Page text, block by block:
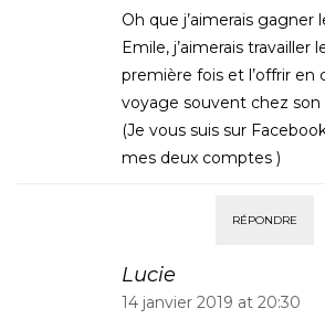
Oh que j’aimerais gagner
Emile, j’aimerais travailler
première fois et l’offrir en
voyage souvent chez son
(Je vous suis sur
mes deux comptes )
RÉPONDRE
Lucie
14 janvier 2019 at 20:30